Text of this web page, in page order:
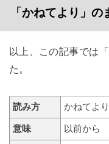
「かねてより」の
以上、この記事では
た。
読み方 かねてより
意味 以前から